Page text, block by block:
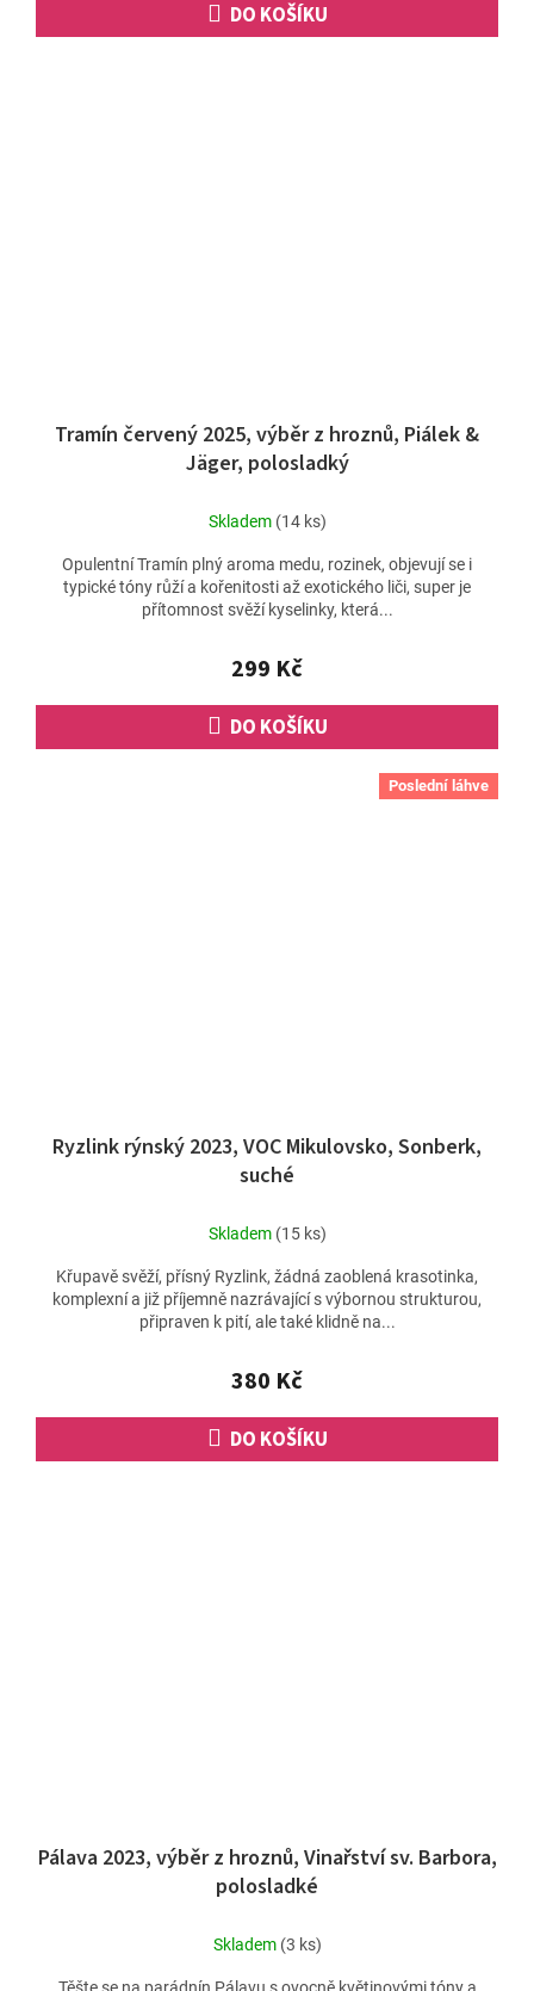
DO KOŠÍKU
Tramín červený 2025, výběr z hroznů, Piálek &
Jäger, polosladký
Skladem (14 ks)
299 Kč
DO KOŠÍKU
Opulentní Tramín plný aroma medu, rozinek, objevují se i
typické tóny růží a kořenitosti až exotického liči, super je
přítomnost svěží kyselinky, která...
Poslední láhve
Ryzlink rýnský 2023, VOC Mikulovsko, Sonberk,
suché
Skladem (15 ks)
380 Kč
DO KOŠÍKU
Křupavě svěží, přísný Ryzlink, žádná zaoblená krasotinka,
komplexní a již příjemně nazrávající s výbornou strukturou,
připraven k pití, ale také klidně na...
Pálava 2023, výběr z hroznů, Vinařství sv. Barbora,
polosladké
Skladem (3 ks)